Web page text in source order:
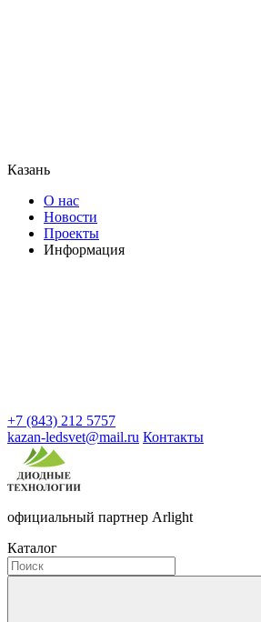
Казань
О нас
Новости
Проекты
Информация
+7 (843) 212 5757
kazan-ledsvet@mail.ru Контакты
официальный партнер Arlight
Каталог